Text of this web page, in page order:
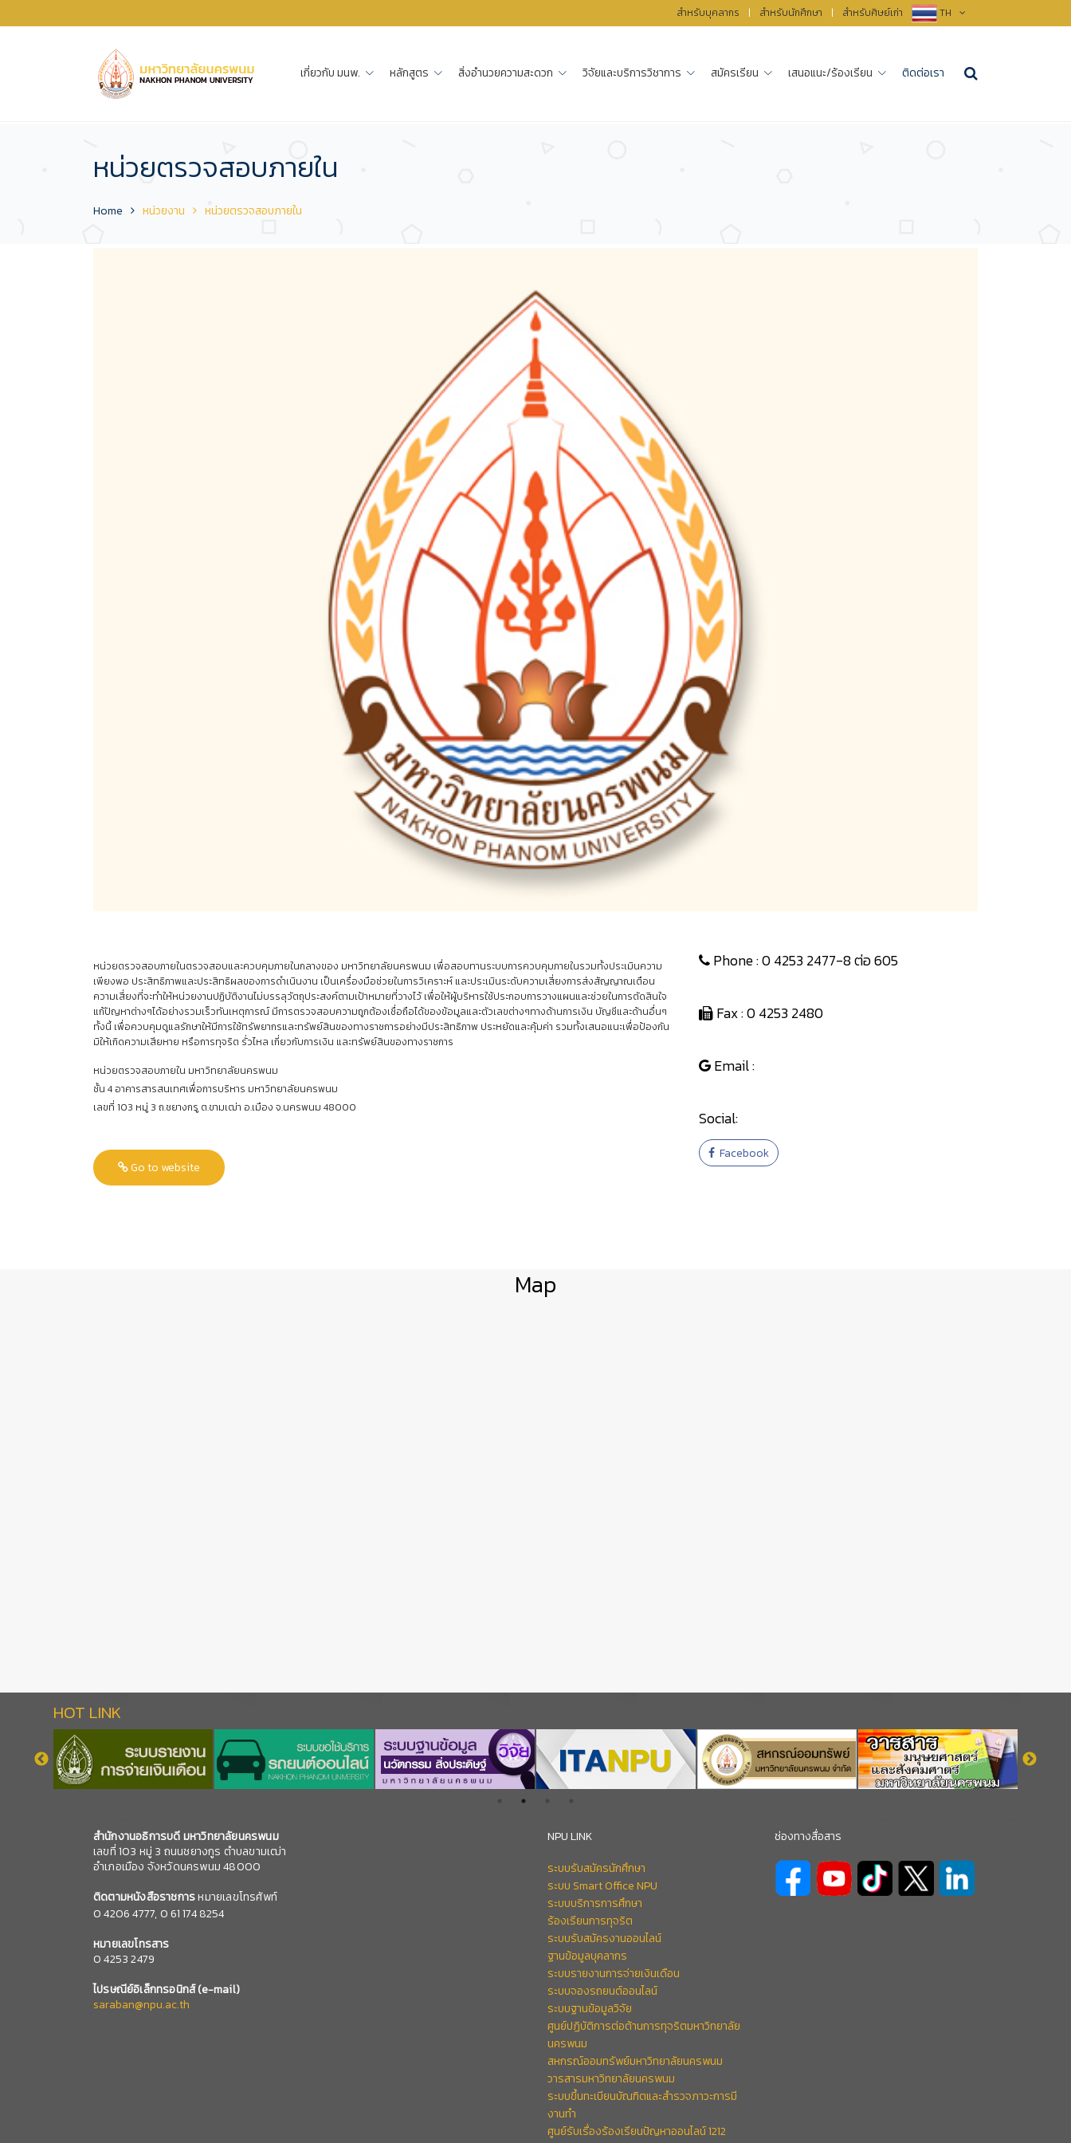
สำหรับบุคลากร | สำหรับนักศึกษา | สำหรับศิษย์เก่า TH
เกี่ยวกับ มนพ. หลักสูตร สิ่งอำนวยความสะดวก วิจัยและบริการวิชาการ สมัครเรียน เสนอแนะ/ร้องเรียน ติดต่อเรา
หน่วยตรวจสอบภายใน
Home หน่วยงาน หน่วยตรวจสอบภายใน
หน่วยตรวจสอบภายในตรวจสอบและควบคุมภายในกลางของ มหาวิทยาลัยนครพนม เพื่อสอบทานระบบการควบคุมภายในรวมทั้งประเมินความ
เพียงพอ ประสิทธิภาพและประสิทธิผลของการดำเนินงาน เป็นเครื่องมือช่วยในการวิเคราะห์ และประเมินระดับความเสี่ยงการส่งสัญญาณเตือน
ความเสี่ยงที่จะทำให้หน่วยงานปฏิบัติงานไม่บรรลุวัตถุประสงค์ตามเป้าหมายที่วางไว้ เพื่อให้ผู้บริหารใช้ประกอบการวางแผนและช่วยในการตัดสินใจ
แก้ปัญหาต่างๆได้อย่างรวมเร็วทันเหตุการณ์ มีการตรวจสอบความถูกต้องเชื่อถือได้ของข้อมูลและตัวเลขต่างๆทางด้านการเงิน บัญชีและด้านอื่นๆ
ทั้งนี้ เพื่อควบคุมดูแลรักษาให้มีการใช้ทรัพยากรและทรัพย์สินของทางราชการอย่างมีประสิทธิภาพ ประหยัดและคุ้มค่า รวมทั้งเสนอแนะเพื่อป้องกัน
มิให้เกิดความเสียหาย หรือการทุจริต รั่วไหล เกี่ยวกับการเงิน และทรัพย์สินของทางราชการ
หน่วยตรวจสอบภายใน มหาวิทยาลัยนครพนม
ชั้น 4 อาคารสารสนเทศเพื่อการบริหาร มหาวิทยาลัยนครพนม
เลขที่ 103 หมู่ 3 ถ.ชยางกรู ต.ขามเฒ่า อ.เมือง จ.นครพนม 48000
Go to website
Phone : 0 4253 2477-8 ต่อ 605
Fax : 0 4253 2480
Email :
Social:
Facebook
Map
HOT LINK
สำนักงานอธิการบดี มหาวิทยาลัยนครพนม
เลขที่ 103 หมู่ 3 ถนนชยางกูร ตำบลขามเฒ่า
อำเภอเมือง จังหวัดนครพนม 48000
ติดตามหนังสือราชการหมายเลขโทรศัพท์
04206 4777, 0 61 174 8254
หมายเลขโทรสาร
0 4253 2479
ไปรษณีย์อิเล็กทรอนิกส์(e-mail)
saraban@npu.ac.th
NPU LINK
ระบบรับสมัครนักศึกษา
ระบบ Smart Office NPU
ระบบบริการการศึกษา
ร้องเรียนการทุจริต
ระบบรับสมัครงานออนไลน์
ฐานข้อมูลบุคลากร
ระบบรายงานการจ่ายเงินเดือน
ระบบจองรถยนต์ออนไลน์
ระบบฐานข้อมูลวิจัย
ศูนย์ปฏิบัติการต่อต้านการทุจริตมหาวิทยาลัย
นครพนม
สหกรณ์ออมทรัพย์มหาวิทยาลัยนครพนม
วารสารมหาวิทยาลัยนครพนม
ระบบขึ้นทะเบียนบัณฑิตและสำรวจภาวะการมี
งานทำ
ศูนย์รับเรื่องร้องเรียนปัญหาออนไลน์ 1212
ช่องทางสื่อสาร